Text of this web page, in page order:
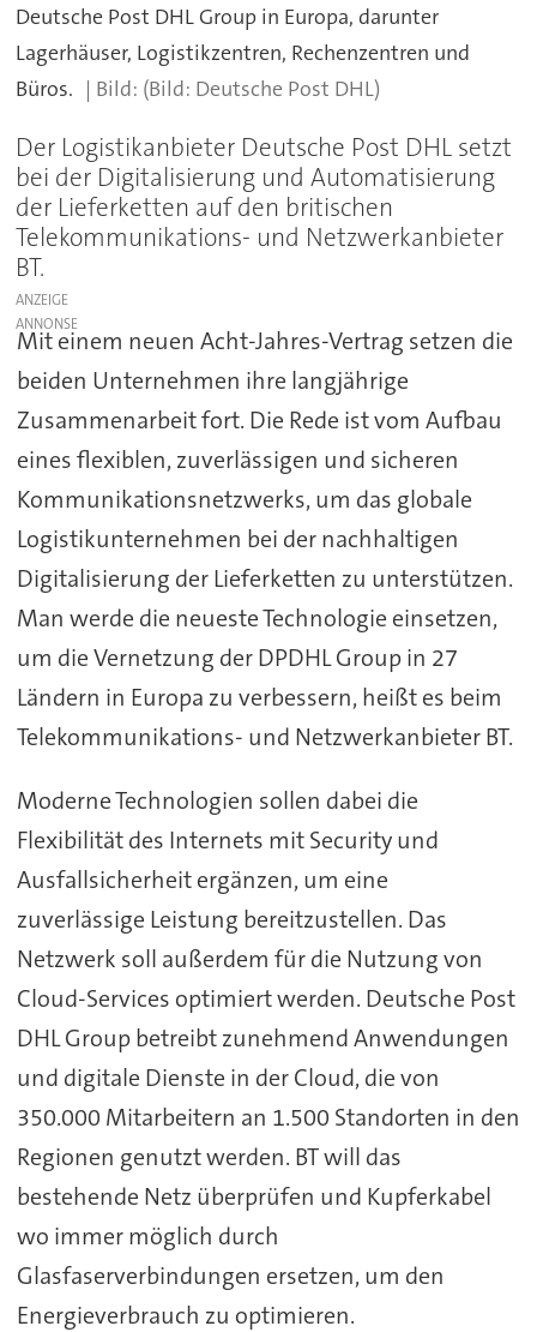
Deutsche Post DHL Group in Europa, darunter
Lagerhäuser, Logistikzentren, Rechenzentren und
Büros.
(Bild: Deutsche Post DHL)
Der Logistikanbieter Deutsche Post DHL setzt
bei der Digitalisierung und Automatisierung
der Lieferketten auf den britischen
Telekommunikations- und Netzwerkanbieter
BT.
ANZEIGE
Mit einem neuen Acht-Jahres-Vertrag setzen die
beiden Unternehmen ihre langjährige
Zusammenarbeit fort. Die Rede ist vom Aufbau
eines flexiblen, zuverlässigen und sicheren
Kommunikationsnetzwerks, um das globale
Logistikunternehmen bei der nachhaltigen
Digitalisierung der Lieferketten zu unterstützen.
Man werde die neueste Technologie einsetzen,
um die Vernetzung der DPDHL Group in 27
Ländern in Europa zu verbessern, heißt es beim
Telekommunikations- und Netzwerkanbieter BT.
Moderne Technologien sollen dabei die
Flexibilität des Internets mit Security und
Ausfallsicherheit ergänzen, um eine
zuverlässige Leistung bereitzustellen. Das
Netzwerk soll außerdem für die Nutzung von
Cloud-Services optimiert werden. Deutsche Post
DHL Group betreibt zunehmend Anwendungen
und digitale Dienste in der Cloud, die von
350.000 Mitarbeitern an 1.500 Standorten in den
Regionen genutzt werden. BT will das
bestehende Netz überprüfen und Kupferkabel
wo immer möglich durch
Glasfaserverbindungen ersetzen, um den
Energieverbrauch zu optimieren.